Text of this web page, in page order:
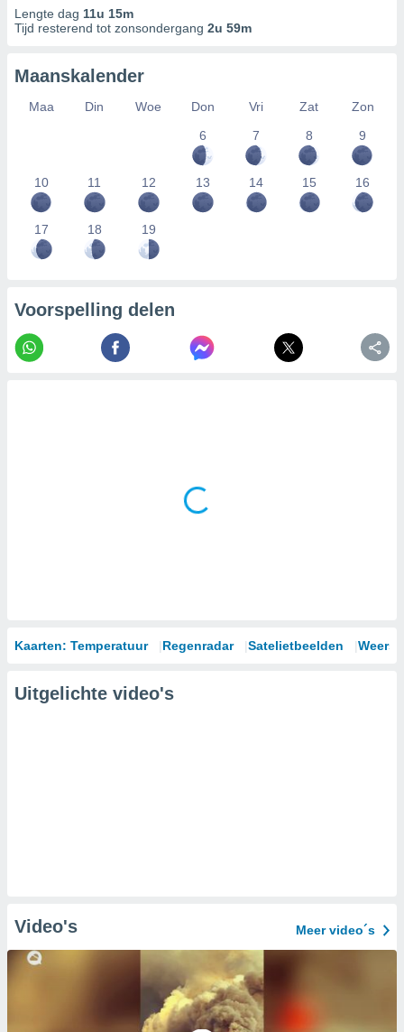
Lengte dag 11u 15m
Tijd resterend tot zonsondergang 2u 59m
Maanskalender
Maa Din Woe Don Vri Zat
Zon
6
7 8 9
10 11 12 13 14 15 16
17 18 19
Voorspelling delen
Kaarten: Temperatuur Regenradar Satelietbeelden
Uitgelichte video's
Video's Meer video´s